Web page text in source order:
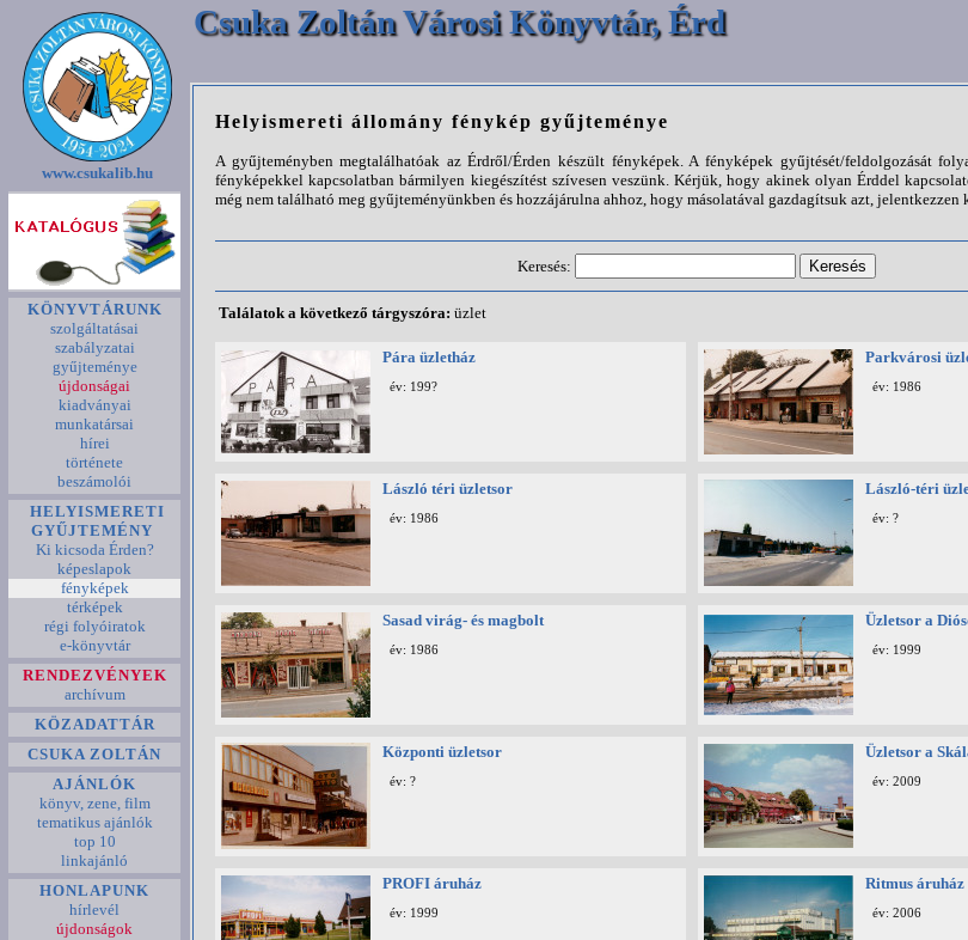
Csuka Zoltán Városi Könyvtár, Érd
www.csukalib.hu
KÖNYVTÁRUNK
szolgáltatásai
szabályzatai
gyűjteménye
újdonságai
kiadványai
munkatársai
hírei
története
beszámolói
HELYISMERETI
GYŰJTEMÉNY
Ki kicsoda Érden?
képeslapok
fényképek
térképek
régi folyóiratok
e-könyvtár
RENDEZVÉNYEK
archívum
KÖZADATTÁR
CSUKA ZOLTÁN
AJÁNLÓK
könyv, zene, film
tematikus ajánlók
top 10
linkajánló
HONLAPUNK
hírlevél
újdonságok
Helyismereti állomány fénykép gyűjteménye
A gyűjteményben megtalálhatóak az Érdről/Érden készült fényképek. A fényképek gyűjtését/feldolgozását
fényképekkel kapcsolatban bármilyen kiegészítést szívesen veszünk. Kérjük, hogy akinek olyan Érddel
még nem található meg gyűjteményünkben és hozzájárulna ahhoz, hogy másolatával gazdagítsuk azt,
Keresés:
Találatok a következő tárgyszóra: üzlet
Pára üzletház
év: 199?
Parkvárosi
év: 1986
László téri üzletsor
év: 1986
László-téri
év: ?
Sasad virág- és magbolt
év: 1986
Üzletsor a
év: 1999
Központi üzletsor
év: ?
Üzletsor a
év: 2009
PROFI áruház
év: 1999
Ritmus áruház
év: 2006